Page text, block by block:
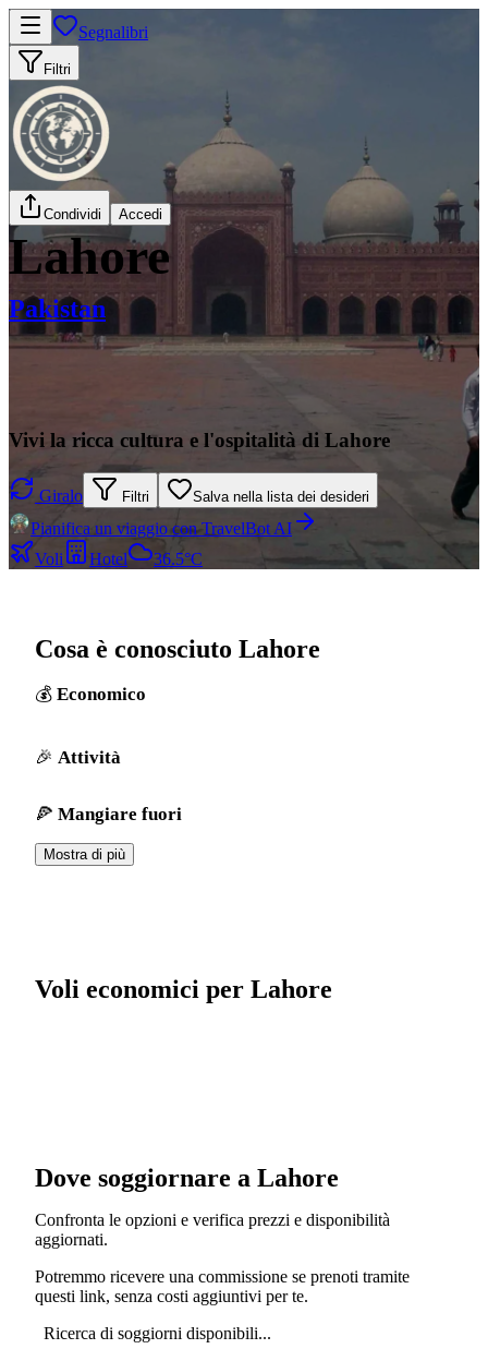
Segnalibri
Filtri
Condividi Accedi
Lahore
Pakistan
Vivi la ricca cultura e l'ospitalità di Lahore
Giralo Filtri Salva nella lista dei desideri
Pianifica un viaggio con TravelBot AI
Voli
Hotel 36.5°C
Cosa è conosciuto Lahore
Economico
Attività
Mangiare fuori
Mostra di più
Voli economici per Lahore
Dove soggiornare a Lahore
Confronta le opzioni e verifica prezzi e disponibilità
aggiornati.
Potremmo ricevere una commissione se prenoti tramite
questi link, senza costi aggiuntivi per te.
Ricerca di soggiorni disponibili...